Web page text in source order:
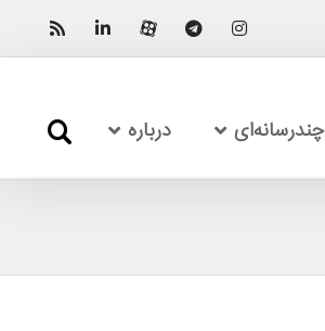
چندرسانه‌ای درباره